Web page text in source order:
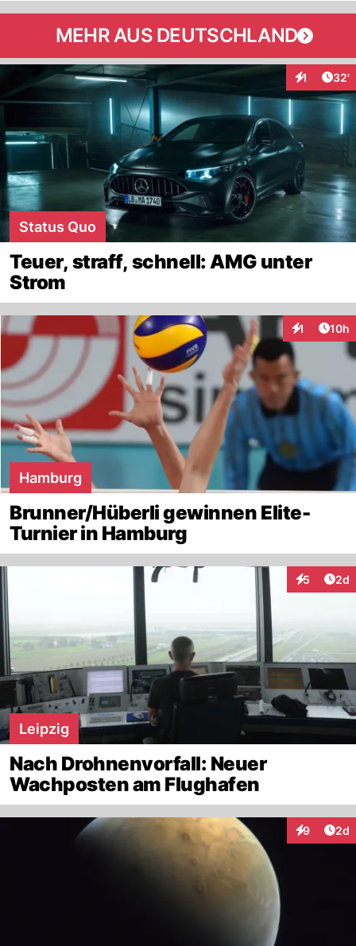
MEHR AUS DEUTSCHLAND
1 32'
Status Quo
Teuer, straff, schnell: AMG unter
Strom
1 10h
Hamburg
Brunner/Hüberli gewinnen Elite-
Turnier in Hamburg
5 2d
Leipzig
Nach Drohnenvorfall: Neuer
Wachposten am Flughafen
9 2d